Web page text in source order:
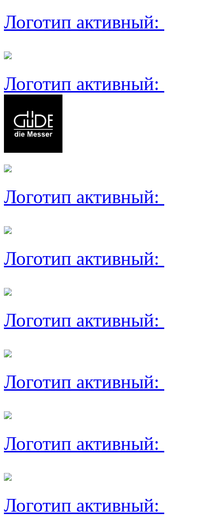
Логотип активный:
Логотип активный:
Логотип активный:
Логотип активный:
Логотип активный:
Логотип активный:
Логотип активный:
Логотип активный: